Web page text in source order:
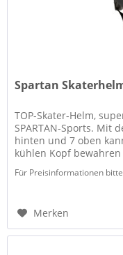
Spartan
TOP-Skater-Helm,
SPARTAN-Sports. Mit
hinten und 7 oben
kühlen Kopf
Für Preisinformationen bitte
Merken